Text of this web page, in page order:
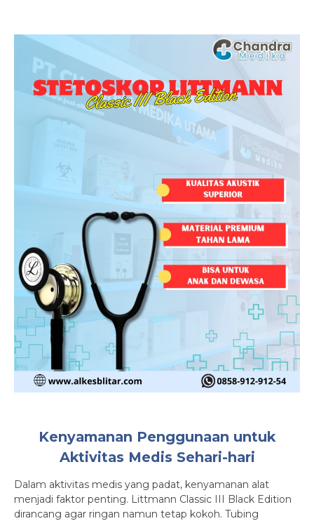
Kenyamanan Penggunaan untuk
Aktivitas Medis Sehari-hari
Dalam aktivitas medis yang padat, kenyamanan alat
menjadi faktor penting. Littmann Classic III Black Edition
dirancang agar ringan namun tetap kokoh. Tubing